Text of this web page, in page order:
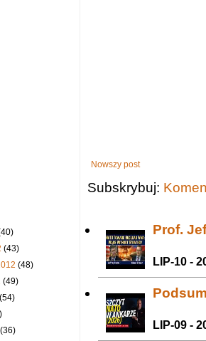
Nowszy post
Subskrybuj:
Prof.
LIP-10 -
LIP-09 -
(43)
(48)
(49)
(54)
(36)